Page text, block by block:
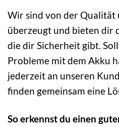
Wir sind von der Qualität
überzeugt und bieten dir
die dir Sicherheit gibt.
Probleme mit dem Akku
jederzeit an unseren
finden gemeinsam eine
So erkennst du einen